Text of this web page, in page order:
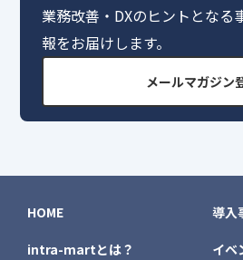
業務改善・DXのヒントとなる
報をお届けします。
メールマガジン
HOME
intra-martとは？
導入
イベ